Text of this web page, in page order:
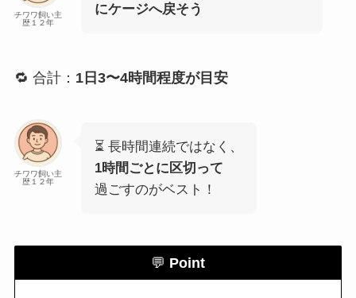
チワワ飼い主
歴１２年
にケージへ戻そう
🔁 合計： 1日3〜4時間程度が目安
チワワ飼い主
歴１２年
⏳ 長時間連続ではなく、
1時間ごとに区切って
過ごすのがベスト！
💬 Point